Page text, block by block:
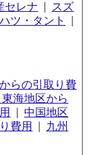
セレナ
スズ
ツ・タント
らの引取り費
海地区から
|中国地区
費用
九州